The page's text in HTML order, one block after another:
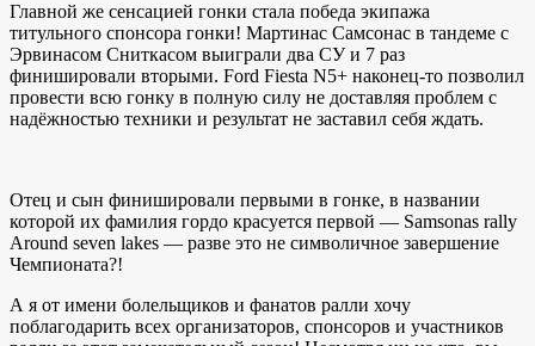
Главной же сенсацией гонки стала победа экипажа
титульного спонсора гонки! Мартинас Самсонас в тандеме с
Эрвинасом Сниткасом выиграли два СУ и 7 раз
финишировали вторыми. Ford Fiesta N5+ наконец-то позволил
провести всю гонку в полную силу не доставляя проблем с
надёжностью техники и результат не заставил себя ждать.
Отец и сын финишировали первыми в гонке, в названии
которой их фамилия гордо красуется первой — Samsonas rally
Around seven lakes — разве это не символичное завершение
Чемпионата?!
А я от имени болельщиков и фанатов ралли хочу
поблагодарить всех организаторов, спонсоров и участников